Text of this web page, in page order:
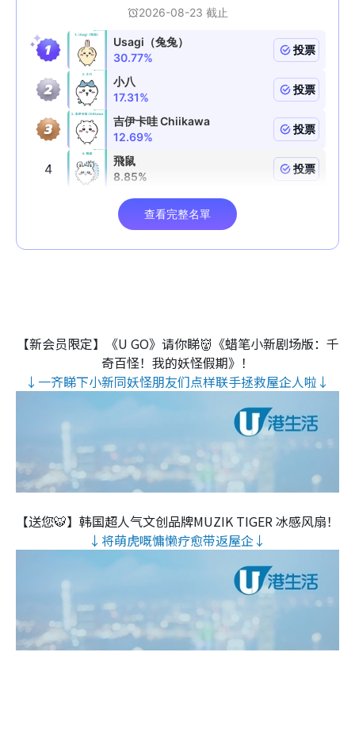
【新会员限定】《U GO》请你睇👹《蜡笔小新剧场版：千
奇百怪！我的妖怪假期》！
↓一齐睇下小新同妖怪朋友们点样联手拯救屋企人啦↓
【送您🐯】韩国超人气文创品牌MUZIK TIGER 冰感风扇！
↓将萌虎嘅慵懒疗愈带返屋企↓